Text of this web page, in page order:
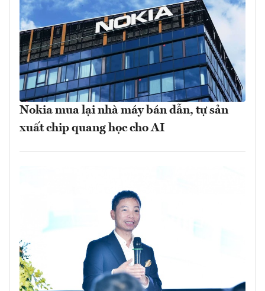
Nokia mua lại nhà máy bán dẫn, tự sản
xuất chip quang học cho AI